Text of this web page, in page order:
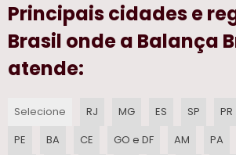
Principais cidades e
Brasil onde a Balança
atende:
Selecione RJ MG ES SP PR
PE
BA CE GO e DF AM PA